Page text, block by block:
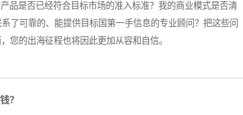
是否已经符合目标市场的准入标准？我的商业模式是否清
了可靠的、能提供目标国第一手信息的专业顾问？把这些问
您的出海征程也将因此更加从容和自信。
？